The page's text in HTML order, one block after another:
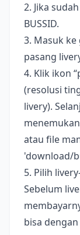
2. Jika
BUSSID.
3. Masuk
pasang
4. Klik ikon
(resolusi
livery).
atau file
'download/
5. Pilih
Sebelum
bisa